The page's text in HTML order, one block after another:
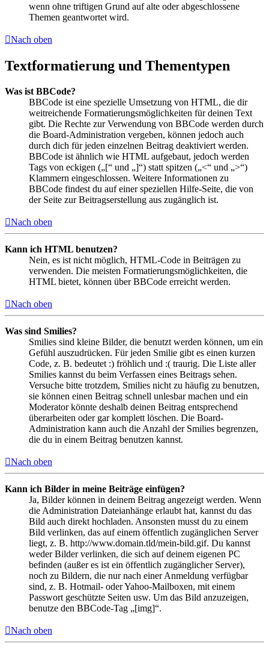
wenn ohne triftigen Grund auf alte oder abgeschlossene
Themen geantwortet wird.
Nach oben
Textformatierung und Thementypen
Was ist BBCode?
BBCode ist eine spezielle Umsetzung von HTML, die dir
weitreichende Formatierungsmöglichkeiten für deinen Text
gibt. Die Rechte zur Verwendung von BBCode werden durch
die Board-Administration vergeben, können jedoch auch
durch dich für jeden einzelnen Beitrag deaktiviert werden.
BBCode ist ähnlich wie HTML aufgebaut, jedoch werden
Tags von eckigen („[“ und „]“) statt spitzen („<“ und „>“)
Klammern eingeschlossen. Weitere Informationen zu
BBCode findest du auf einer speziellen Hilfe-Seite, die von
der Seite zur Beitragserstellung aus zugänglich ist.
Nach oben
Kann ich HTML benutzen?
Nein, es ist nicht möglich, HTML-Code in Beiträgen zu
verwenden. Die meisten Formatierungsmöglichkeiten, die
HTML bietet, können über BBCode erreicht werden.
Nach oben
Was sind Smilies?
Smilies sind kleine Bilder, die benutzt werden können, um ein
Gefühl auszudrücken. Für jeden Smilie gibt es einen kurzen
Code, z. B. bedeutet :) fröhlich und :( traurig. Die Liste aller
Smilies kannst du beim Verfassen eines Beitrags sehen.
Versuche bitte trotzdem, Smilies nicht zu häufig zu benutzen,
sie können einen Beitrag schnell unlesbar machen und ein
Moderator könnte deshalb deinen Beitrag entsprechend
überarbeiten oder gar komplett löschen. Die Board-
Administration kann auch die Anzahl der Smilies begrenzen,
die du in einem Beitrag benutzen kannst.
Nach oben
Kann ich Bilder in meine Beiträge einfügen?
Ja, Bilder können in deinem Beitrag angezeigt werden. Wenn
die Administration Dateianhänge erlaubt hat, kannst du das
Bild auch direkt hochladen. Ansonsten musst du zu einem
Bild verlinken, das auf einem öffentlich zugänglichen Server
liegt, z. B. http://www.domain.tld/mein-bild.gif. Du kannst
weder Bilder verlinken, die sich auf deinem eigenen PC
befinden (außer es ist ein öffentlich zugänglicher Server),
noch zu Bildern, die nur nach einer Anmeldung verfügbar
sind, z. B. Hotmail- oder Yahoo-Mailboxen, mit einem
Passwort geschützte Seiten usw. Um das Bild anzuzeigen,
benutze den BBCode-Tag „[img]“.
Nach oben